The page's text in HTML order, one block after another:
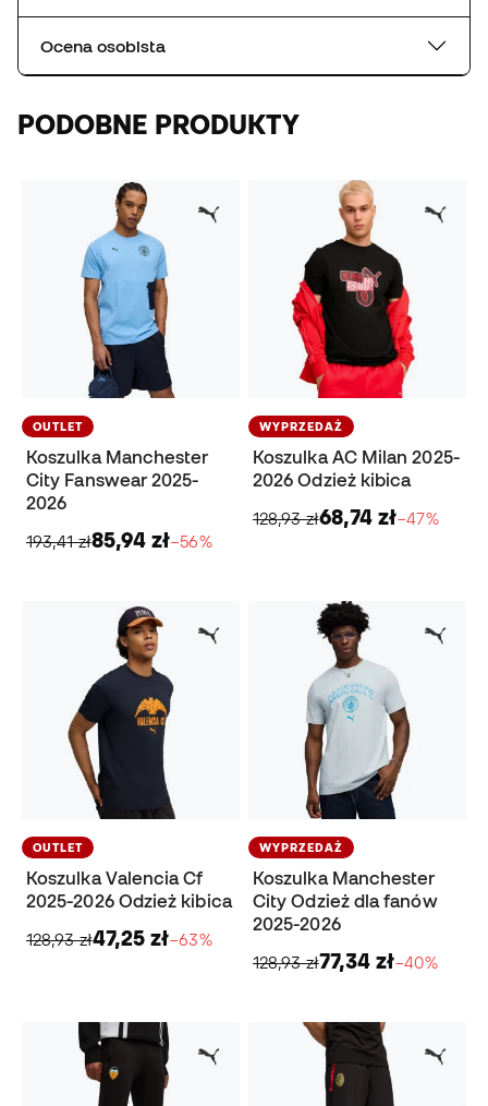
Ocena osobista
PODOBNE PRODUKTY
OUTLET
Koszulka Manchester
City Fanswear 2025-
2026
193,41 zł85,94 zł−56%
WYPRZEDAŻ
Koszulka AC Milan 2025-
2026 Odzież kibica
128,93 zł68,74 zł−47%
OUTLET
Koszulka Valencia Cf
2025-2026 Odzież kibica
128,93 zł47,25 zł−63%
WYPRZEDAŻ
Koszulka Manchester
City Odzież dla fanów
2025-2026
128,93 zł77,34 zł−40%